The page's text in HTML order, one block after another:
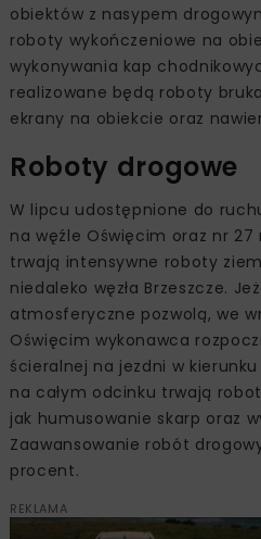
obiektów z nasypem
roboty wykończeniowe na
wykonywania kap
realizowane będą roboty
ekrany na obiekcie oraz
Roboty drogowe
W lipcu udostępnione do
na węźle Oświęcim oraz nr 27
trwają intensywne roboty
niedaleko węzła Brzeszcze.
atmosferyczne pozwolą, we
Oświęcim wykonawca
ścieralnej na jezdni w kierunku
na całym odcinku trwają
jak humusowanie skarp oraz
Zaawansowanie robót
procent.
REKLAMA